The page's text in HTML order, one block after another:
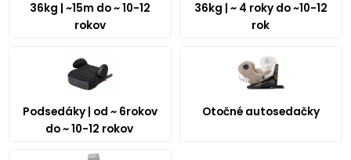
36kg | ~15m do ~ 10-12
rokov
36kg | ~ 4 roky do ~10-12
rok
Podsedáky | od ~ 6rokov
do ~ 10-12 rokov
Otočné autosedačky